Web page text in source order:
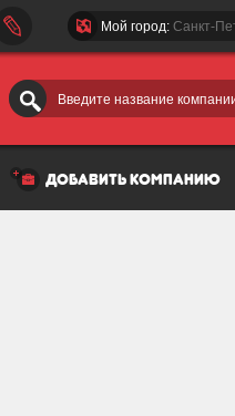
Введите название
Мой город: Санкт-
добавить компанию